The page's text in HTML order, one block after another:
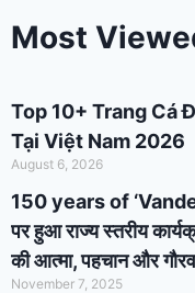
Most
Top 10+ Trang Cá
Tại Việt Nam 2026
August 6, 2026
150 years of ‘Vande
पर हुआ राज्य स्तरीय
की आत्मा, पहचान और गौरव
November 7, 2025